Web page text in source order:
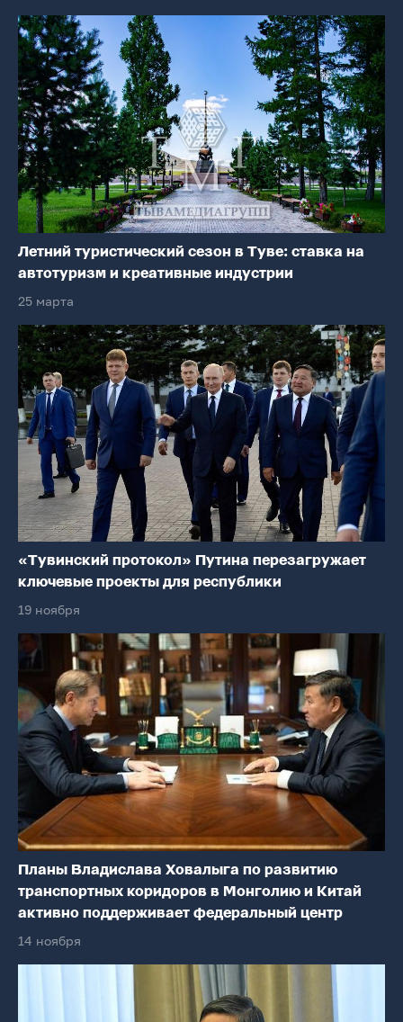
Летний туристический сезон в Туве: ставка на
автотуризм и креативные индустрии
25 марта
«Тувинский протокол» Путина перезагружает
ключевые проекты для республики
19 ноября
Планы Владислава Ховалыга по развитию
транспортных коридоров в Монголию и Китай
активно поддерживает федеральный центр
14 ноября